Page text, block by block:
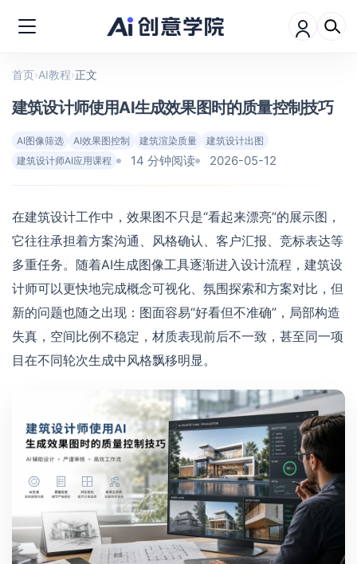
首页›AI教程›正文
建筑设计师使用AI生成效果图时的质量控制技巧
AI图像筛选 AI效果图控制 建筑渲染质量
建筑设计出图
建筑设计师AI应用课程
14 分钟阅读 2026-05-12
在建筑设计工作中，效果图不只是“看起来漂亮”的展示图，
它往往承担着方案沟通、风格确认、客户汇报、竞标表达等
多重任务。随着AI生成图像工具逐渐进入设计流程，建筑设
计师可以更快地完成概念可视化、氛围探索和方案对比，但
新的问题也随之出现：图面容易“好看但不准确”，局部构造
失真，空间比例不稳定，材质表现前后不一致，甚至同一项
目在不同轮次生成中风格飘移明显。